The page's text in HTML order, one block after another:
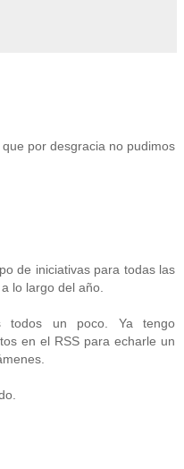
por desgracia no pudimos
de iniciativas para todas las
lo largo del año.
todos un poco. Ya tengo
en el RSS para echarle un